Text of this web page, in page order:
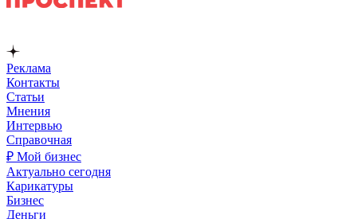
Реклама
Контакты
Статьи
Мнения
Интервью
Справочная
₽ Мой бизнес
Актуально сегодня
Карикатуры
Бизнес
Деньги